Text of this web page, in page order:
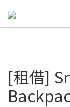
[租借]